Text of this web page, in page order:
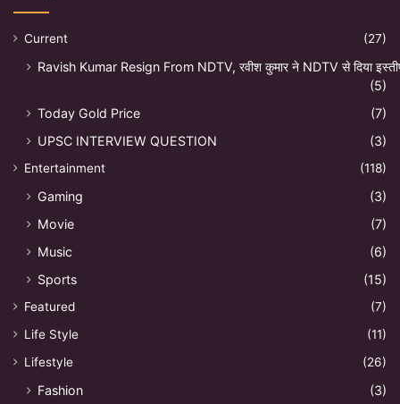
Current (27)
Ravish Kumar Resign From NDTV, रवीश कुमार ने NDTV से दिया
(5)
Today Gold Price
(7)
UPSC INTERVIEW QUESTION
(3)
Entertainment (118)
Gaming
(3)
Movie
(7)
Music
(6)
Sports
(15)
Featured
(7)
Life Style
(11)
Lifestyle
(26)
Fashion
(3)